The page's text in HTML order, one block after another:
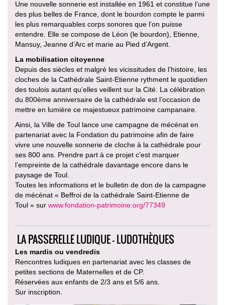
Une nouvelle sonnerie est installée en 1961 et constitue l’une
des plus belles de France, dont le bourdon compte le parmi
les plus remarquables corps sonores que l’on puisse
entendre. Elle se compose de Léon (le bourdon), Etienne,
Mansuy, Jeanne d’Arc et marie au Pied d’Argent.
La mobilisation citoyenne
Depuis des siècles et malgré les vicissitudes de l’histoire, les
cloches de la Cathédrale Saint-Etienne rythment le quotidien
des toulois autant qu’elles veillent sur la Cité. La célébration
du 800ème anniversaire de la cathédrale est l’occasion de
mettre en lumière ce majestueux patrimoine campanaire.
Ainsi, la Ville de Toul lance une campagne de mécénat en
partenariat avec la Fondation du patrimoine afin de faire
vivre une nouvelle sonnerie de cloche à la cathédrale pour
ses 800 ans. Prendre part à ce projet c’est marquer
l’empreinte de la cathédrale davantage encore dans le
paysage de Toul.
Toutes les informations et le bulletin de don de la campagne
de mécénat « Beffroi de la cathédrale Saint-Etienne de
Toul » sur www.fondation-patrimoine.org/77349
LA PASSERELLE LUDIQUE - LUDOTHÈQUES
Les mardis ou vendredis
Rencontres ludiques en partenariat avec les classes de
petites sections de Maternelles et de CP.
Réservées aux enfants de 2/3 ans et 5/6 ans.
Sur inscription.